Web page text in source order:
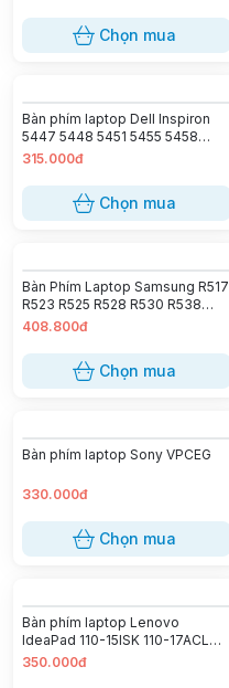
ZIN)
Chọn mua
Bàn phím laptop Dell Inspiron
5447 5448 5451 5455 5458
5459 5468 7447 Vostro 14 3449
315.000đ
Chọn mua
Bàn Phím Laptop Samsung R517
R523 R525 R528 R530 R538
R540 P580 R618 R620 R719
408.800đ
Chọn mua
Bàn phím laptop Sony VPCEG
330.000đ
Chọn mua
Bàn phím laptop Lenovo
IdeaPad 110-15ISK 110-17ACL
110-17IKB 110-17ISK
350.000đ